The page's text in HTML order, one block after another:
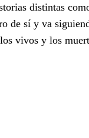
distintas
de sí y va
vivos y los